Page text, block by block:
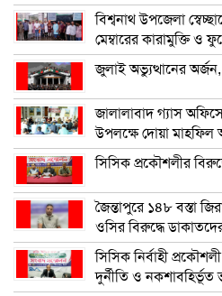
বিশ্বনাথ উপজেলা
মেম্বারের কারামুক্তি ও
জুলাই অভ্যুত্থানের
জালালাবাদ গ্যাস
উপলক্ষে দোয়া মাহফিল
সিসিক প্রকৌশলীর
জৈন্তাপুরে ১৪৮ বস্তা
ওসির বিরুদ্ধে
সিসিক নির্বাহী
দুর্নীতি ও